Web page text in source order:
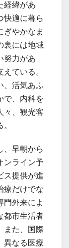
経緯があ
快適に暮ら
ぎやかなま
裏には地域
努力があ
ている。
、活気あふ
で、内科を
々、観光客
、早朝から
ンライン予
ス提供が進
療だけでな
門外来によ
都市生活者
また、国際
異なる医療